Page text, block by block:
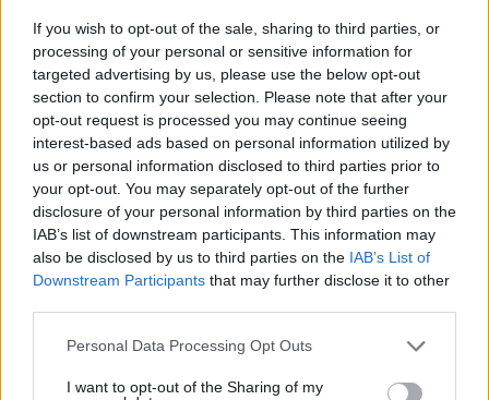
If you wish to opt-out of the sale, sharing to third parties, or
processing of your personal or sensitive information for
targeted advertising by us, please use the below opt-out
section to confirm your selection. Please note that after your
opt-out request is processed you may continue seeing
interest-based ads based on personal information utilized by
us or personal information disclosed to third parties prior to
your opt-out. You may separately opt-out of the further
disclosure of your personal information by third parties on the
IAB’s list of downstream participants. This information may
also be disclosed by us to third parties on the IAB’s List of
Downstream Participants that may further disclose it to other
Please note that this website/app uses one or more Google
not limited to your visit or usage behaviour. You may click to
Personal Data Processing Opt Outs
I want to opt-out of the Sharing of my
@
24.02.2026, 20:30
Μπα, δεν νομίζω,για Σουηδό ή Ελβετό τον κόβω....
ΑΠΑΝΤΗΣΗ
ΠΡΟΣΘΗΚΗ ΣΧΟΛΙΟΥ
ΌΝΟΜΑ *
EMAIL